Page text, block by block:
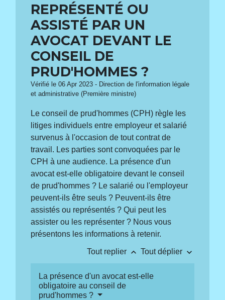
REPRÉSENTÉ OU
ASSISTÉ PAR UN
AVOCAT DEVANT LE
CONSEIL DE
PRUD'HOMMES ?
Vérifié le 06 Apr 2023 - Direction de l'information légale
et administrative (Première ministre)
Le conseil de prud'hommes (CPH) règle les
litiges individuels entre employeur et salarié
survenus à l'occasion de tout contrat de
travail. Les parties sont convoquées par le
CPH à une audience. La présence d'un
avocat est-elle obligatoire devant le conseil
de prud'hommes ? Le salarié ou l'employeur
peuvent-ils être seuls ? Peuvent-ils être
assistés ou représentés ? Qui peut les
assister ou les représenter ? Nous vous
présentons les informations à retenir.
Tout replier keyboard_arrow_up Tout déplier keyboard_arrow_down
La présence d'un avocat est-elle
obligatoire au conseil de
prud'hommes ?